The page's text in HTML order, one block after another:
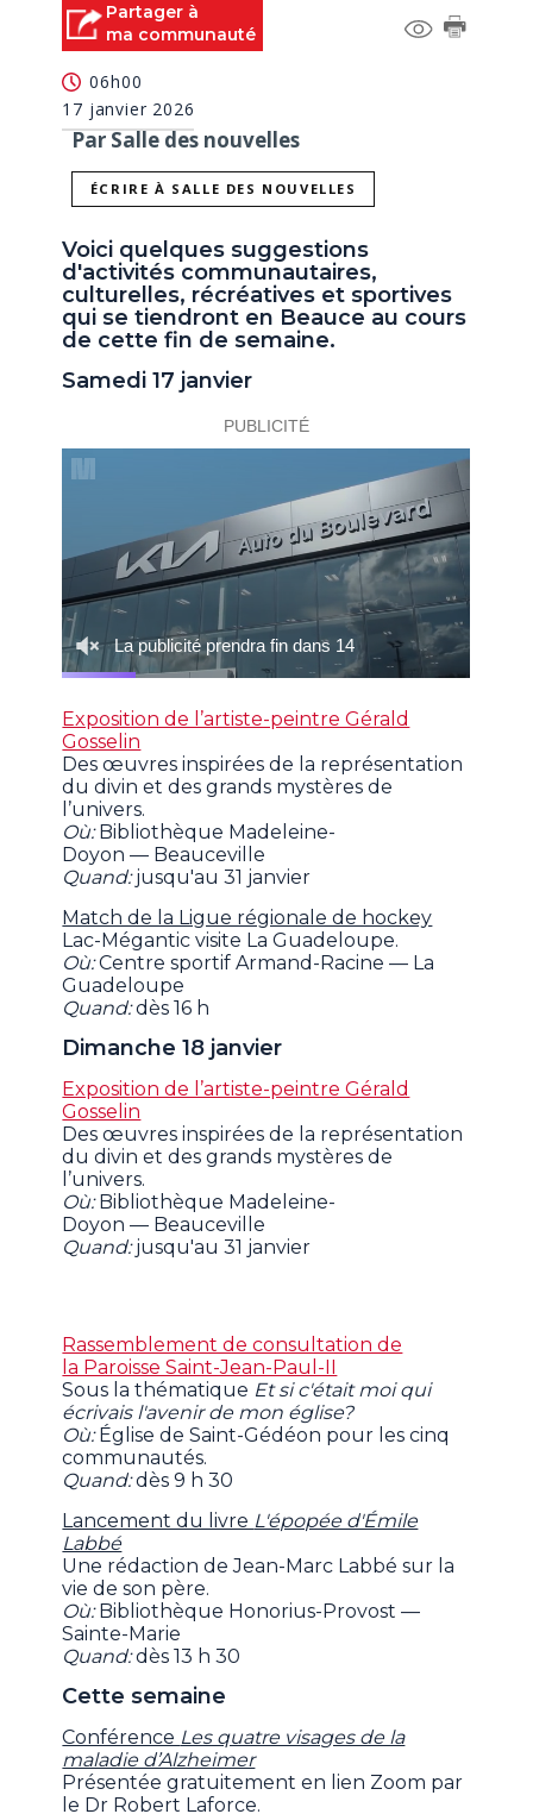
Partager à
ma communauté
06h00
17 janvier 2026
Par Salle des nouvelles
ÉCRIRE À SALLE DES NOUVELLES
Voici quelques suggestions
d'activités communautaires,
culturelles, récréatives et sportives
qui se tiendront en Beauce au cours
de cette fin de semaine.
Samedi 17 janvier
Exposition de l’artiste-peintre Gérald
Gosselin
Des œuvres inspirées de la représentation
du divin et des grands mystères de
l’univers.
Où:Bibliothèque Madeleine-
Doyon — Beauceville
Quand:jusqu'au 31 janvier
Match de la Ligue régionale de hockey
Lac-Mégantic visite La Guadeloupe.
Où:Centre sportif Armand-Racine — La
Guadeloupe
Quand:dès 16 h
Dimanche 18 janvier
Exposition de l’artiste-peintre Gérald
Gosselin
Des œuvres inspirées de la représentation
du divin et des grands mystères de
l’univers.
Où:Bibliothèque Madeleine-
Doyon — Beauceville
Quand:jusqu'au 31 janvier
Rassemblement de consultation de
la Paroisse Saint-Jean-Paul-II
Sous la thématique Et si c'était moi qui
écrivais l'avenir de mon église?
Où:Église de Saint-Gédéon pour les cinq
communautés.
Quand:dès 9 h 30
Lancement du livre L'épopée d'Émile
Labbé
Une rédaction de Jean-Marc Labbé sur la
vie de son père.
Où:Bibliothèque Honorius-Provost —
Sainte-Marie
Quand:dès 13 h 30
Cette semaine
Conférence Les quatre visages de la
maladie d’Alzheimer
Présentée gratuitement en lien Zoom par
le Dr Robert Laforce.